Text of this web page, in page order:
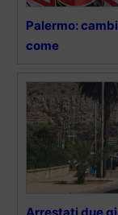
Palermo:
come